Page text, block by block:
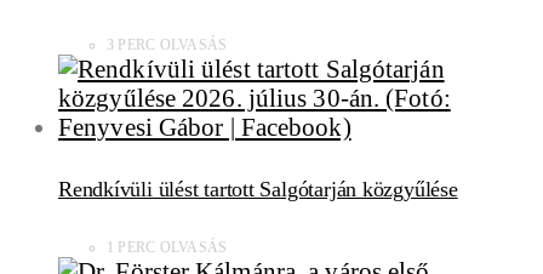
3 PERC OLVASÁS
Rendkívüli ülést tartott Salgótarján közgyűlése
1 PERC OLVASÁS